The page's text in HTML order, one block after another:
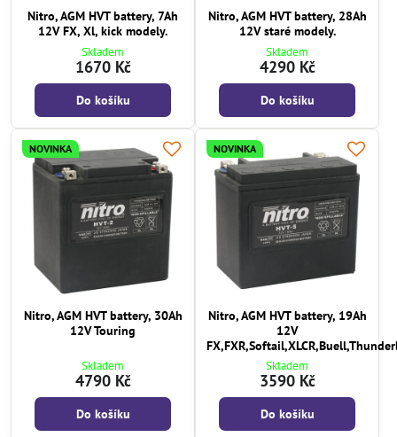
Nitro, AGM HVT battery, 7Ah
12V FX, Xl, kick modely.
Skladem
1670 Kč
Do košíku
Nitro, AGM HVT battery, 28Ah
12V staré modely.
Skladem
4290 Kč
Do košíku
NOVINKA
Nitro, AGM HVT battery, 30Ah
12V Touring
Skladem
4790 Kč
Do košíku
NOVINKA
Nitro, AGM HVT battery, 19Ah
12V
Skladem
3590 Kč
Do košíku